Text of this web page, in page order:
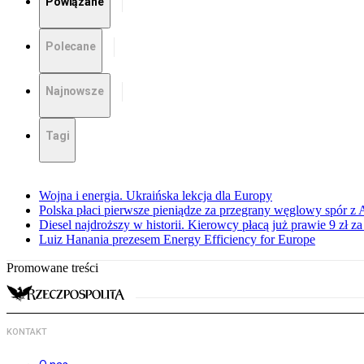
Polecane
Najnowsze
Tagi
Wojna i energia. Ukraińska lekcja dla Europy
Polska płaci pierwsze pieniądze za przegrany węglowy spór z
Diesel najdroższy w historii. Kierowcy płacą już prawie 9 zł
Luiz Hanania prezesem Energy Efficiency for Europe
Promowane treści
KONTAKT